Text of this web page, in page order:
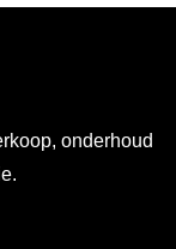
onderhoud